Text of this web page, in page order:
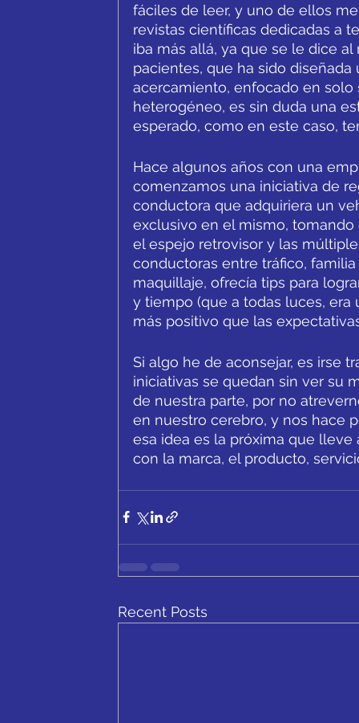
fáciles de leer, y uno de ellos
revistas científicas dedicadas a
iba más allá, ya que se le dice
pacientes, que ha sido
acercamiento, enfocado en
heterogéneo, es sin duda una
esperado, como en este caso,
Hace algunos años con una
comenzamos una iniciativa de
conductora que adquiriera un
exclusivo en el mismo,
el espejo retrovisor y las
conductoras entre tráfico, familia
maquillaje, ofrecía tips para
y tiempo (que a todas luces,
más positivo que las
Si algo he de aconsejar, es irse
iniciativas se quedan sin ver su
de nuestra parte, por no
en nuestro cerebro, y nos hace
esa idea es la próxima que
con la marca, el producto,
Recent Posts